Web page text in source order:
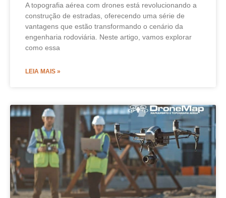
A topografia aérea com drones está revolucionando a
construção de estradas, oferecendo uma série de
vantagens que estão transformando o cenário da
engenharia rodoviária. Neste artigo, vamos explorar
como essa
LEIA MAIS »